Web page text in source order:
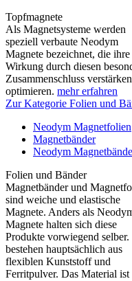
Topfmagnete
Als Magnetsysteme werden
speziell verbaute Neodym
Magnete bezeichnet, die ihre
Wirkung durch diesen
Zusammenschluss
optimieren. mehr erfahren
Zur Kategorie Folien und
Neodym Magnetfolien
Magnetbänder
Neodym
Folien und Bänder
Magnetbänder und
sind weiche und elastische
Magnete. Anders als
Magnete halten sich diese
Produkte vorwiegend selber.
bestehen hauptsächlich aus
flexiblen Kunststoff und
Ferritpulver. Das Material ist